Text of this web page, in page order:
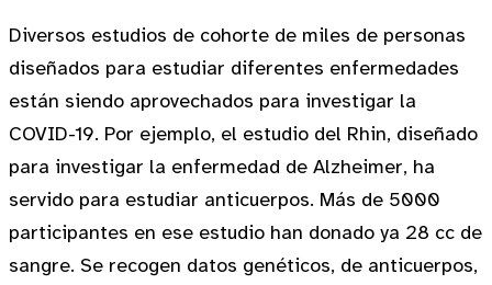
Diversos estudios de cohorte de miles de personas
diseñados para estudiar diferentes enfermedades
están siendo aprovechados para investigar la
COVID-19. Por ejemplo, el estudio del Rhin, diseñado
para investigar la enfermedad de Alzheimer, ha
servido para estudiar anticuerpos. Más de 5000
participantes en ese estudio han donado ya 28 cc de
sangre. Se recogen datos genéticos, de anticuerpos,